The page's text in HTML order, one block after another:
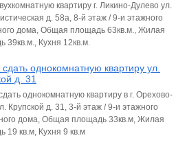
квартиру г. Ликино-Дулево ул.
д. 58а, 8-й этаж / 9-и этажного
дома, Общая площадь 63кв.м., Жилая
39кв.м., Кухня 12кв.м.
однокомнатную квартиру ул.
д. 31
однокомнатную квартиру в г. Орехово-
Крупской д. 31, 3-й этаж / 9-и этажного
дома, Общая площадь 33кв.м, Жилая
19 кв.м, Кухня 9 кв.м